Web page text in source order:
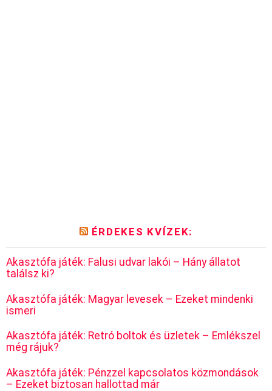
ÉRDEKES KVÍZEK:
Akasztófa játék: Falusi udvar lakói – Hány állatot
találsz ki?
Akasztófa játék: Magyar levesek – Ezeket mindenki
ismeri
Akasztófa játék: Retró boltok és üzletek – Emlékszel
még rájuk?
Akasztófa játék: Pénzzel kapcsolatos közmondások
– Ezeket biztosan hallottad már